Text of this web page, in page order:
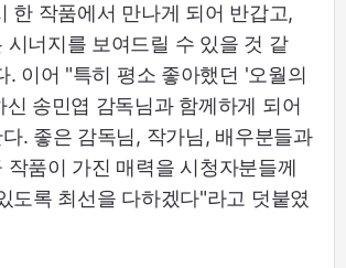
한 작품에서 만나게 되어 반갑고,
시너지를 보여드릴 수 있을 것 같
. 이어 "특히 평소 좋아했던 '오월의
신 송민엽 감독님과 함께하게 되어
. 좋은 감독님, 작가님, 배우분들과
작품이 가진 매력을 시청자분들께
도록 최선을 다하겠다"라고 덧붙였